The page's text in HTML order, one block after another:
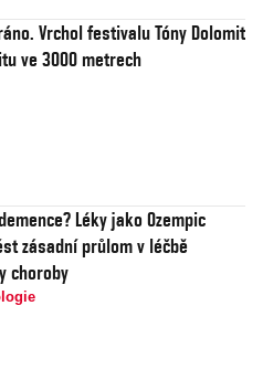
Vrchol festivalu Tóny Dolomit
ve 3000 metrech
Léky jako Ozempic
zásadní průlom v léčbě
choroby